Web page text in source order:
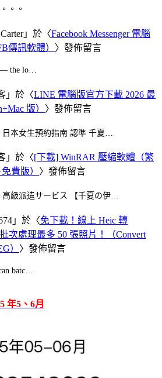
。。
」於〈Facebook Messenger 電腦
傳訊軟體） 〉發佈留言
the lo…
」於〈LINE 電腦版官方下載 2026 最
版） 〉發佈留言
日本女生預約指南 認準 千夏…
」於〈[下載] WinRAR 壓縮軟體（繁
費版） 〉發佈留言
高級派遣サービス 【千夏の伊…
」於〈免下載！線上 Heic 轉
次處理最多 50 張照片！（Convert
） 〉發佈留言
batc…
年5、6月